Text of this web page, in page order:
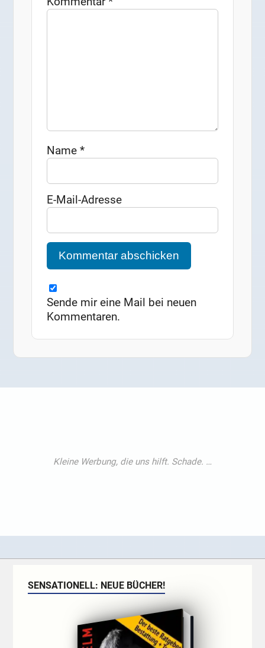
Name*
E-Mail-Adresse
Sende mir eine Mail bei neuen
Kommentaren.
SENSATIONELL: NEUE BÜCHER!